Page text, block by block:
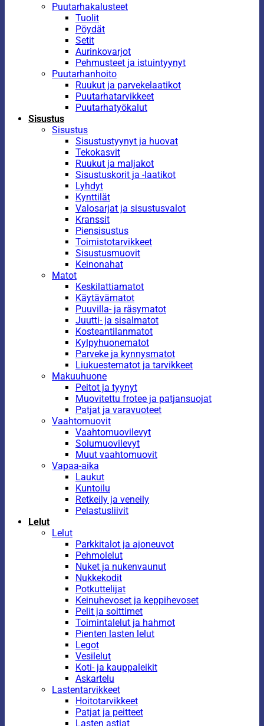
Puutarhakalusteet
Tuolit
Pöydät
Setit
Aurinkovarjot
Pehmusteet ja istuintyynyt
Puutarhanhoito
Ruukut ja parvekelaatikot
Puutarhatarvikkeet
Puutarhatyökalut
Sisustus
Sisustus
Sisustustyynyt ja huovat
Tekokasvit
Ruukut ja maljakot
Sisustuskorit ja -laatikot
Lyhdyt
Kynttilät
Valosarjat ja sisustusvalot
Kranssit
Piensisustus
Toimistotarvikkeet
Sisustusmuovit
Keinonahat
Matot
Keskilattiamatot
Käytävämatot
Puuvilla- ja räsymatot
Juutti- ja sisalmatot
Kosteantilanmatot
Kylpyhuonematot
Parveke ja kynnysmatot
Liukuestematot ja tarvikkeet
Makuuhuone
Peitot ja tyynyt
Muovitettu frotee ja patjansuojat
Patjat ja varavuoteet
Vaahtomuovit
Vaahtomuovilevyt
Solumuovilevyt
Muut vaahtomuovit
Vapaa-aika
Laukut
Kuntoilu
Retkeily ja veneily
Pelastusliivit
Lelut
Lelut
Parkkitalot ja ajoneuvot
Pehmolelut
Nuket ja nukenvaunut
Nukkekodit
Potkuttelijat
Keinuhevoset ja keppihevoset
Pelit ja soittimet
Toimintalelut ja hahmot
Pienten lasten lelut
Legot
Vesilelut
Koti- ja kauppaleikit
Askartelu
Lastentarvikkeet
Hoitotarvikkeet
Patjat ja peitteet
Lasten astiat